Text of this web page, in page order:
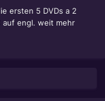
ersten 5 DVDs a 2
auf engl. weit mehr